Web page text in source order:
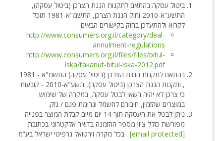
ביטול עסקה בהתאם לתקנות הגנת הצרכן (ביטול עסקה),
התשע"א-2010 וחוק הגנת הצרכן, התשמ"א-1981 תוכל
לקרוא ולהתעדכן בחוק בקישורים הבאים:
http://www.consumers.org.il/category/deal-
annulment-regulations
http://www.consumers.org.il/files/files/bitul-
iska/takanut-bitul-iska-2012.pdf
בהתאם לתקנות הגנת הצרכן (ביטול עסקה) התשמ"א - 1981
, ותקנות הגנת הצרכן (ביטול עסקה), תשע"א-2010 - קובעות
כי צרכן לא יהיה רשאי לבטל עסקה, במקרה של שימוש
במוצרים שהזמין, חיבורם לחשמל וגרימת פגם / נזק.
ניתן לבטל את העסקה תוך 14 יום מיום קבלת המוצר בפנייה
מפורשת כולל ציון מספר ההזמנה בדואר אלקטרוני בכתובת
[email protected]
. בכל מקרה וירטואל גרפיטי ישראל בע”מ